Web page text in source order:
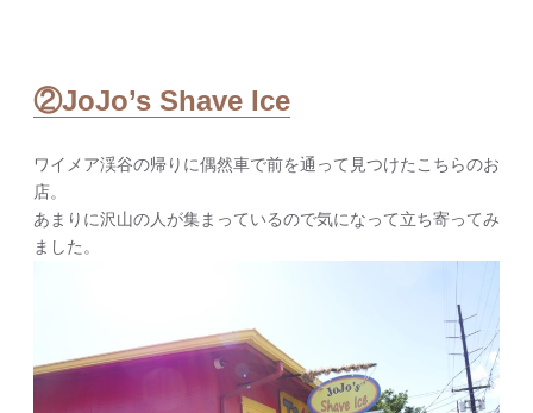
②JoJo’s Shave Ice
ワイメア渓谷の帰りに偶然車で前を通って見つけたこちらのお
店。
あまりに沢山の人が集まっているので気になって立ち寄ってみ
ました。